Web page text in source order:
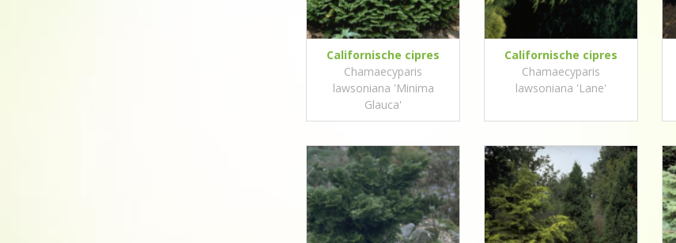
Californische cipres
Chamaecyparis
lawsoniana 'Minima
Glauca'
Californische cipres
Chamaecyparis
lawsoniana 'Lane'